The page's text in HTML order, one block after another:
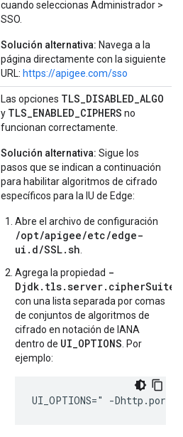
cuando seleccionas Administrador >
SSO.
Solución alternativa: Navega a la
página directamente con la siguiente
URL: https://apigee.com/sso
Las opciones TLS_DISABLED_ALGO
y TLS_ENABLED_CIPHERS no
funcionan correctamente.
Solución alternativa: Sigue los
pasos que se indican a continuación
para habilitar algoritmos de cifrado
específicos para la IU de Edge:
Abre el archivo de configuración
/opt/apigee/etc/edge-
ui.d/SSL.sh
Agrega la propiedad -
Djdk.tls.server.cipherSuites
con una lista separada por comas
de conjuntos de algoritmos de
cifrado en notación de IANA
dentro de UI_OPTIONS . Por
ejemplo:
UI_OPTIONS=" -